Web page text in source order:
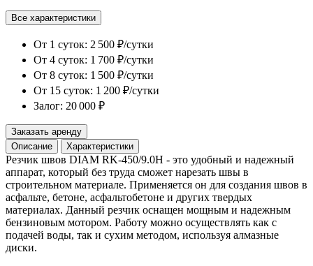
Все характеристики
От 1 суток: 2 500 ₽/сутки
От 4 суток: 1 700 ₽/сутки
От 8 суток: 1 500 ₽/сутки
От 15 суток: 1 200 ₽/сутки
Залог: 20 000 ₽
Заказать аренду
Описание
Характеристики
Резчик швов DIAM RK-450/9.0H - это удобный и надежный
аппарат, который без труда сможет нарезать швы в
строительном материале. Применяется он для создания швов в
асфальте, бетоне, асфальтобетоне и других твердых
материалах. Данный резчик оснащен мощным и надежным
бензиновым мотором. Работу можно осуществлять как с
подачей воды, так и сухим методом, используя алмазные
диски.